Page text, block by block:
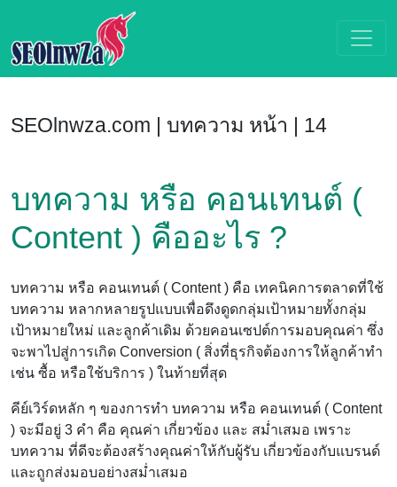
SEOlnwza.com | บทความ หน้า | 14
บทความ หรือ คอนเทนต์ (
Content ) คืออะไร ?
บทความ หรือ คอนเทนต์ ( Content ) คือ เทคนิคการตลาดที่ใช้
บทความ หลากหลายรูปแบบเพื่อดึงดูดกลุ่มเป้าหมายทั้งกลุ่ม
เป้าหมายใหม่ และลูกค้าเดิม ด้วยคอนเซปต์การมอบคุณค่า ซึ่ง
จะพาไปสู่การเกิด Conversion ( สิ่งที่ธุรกิจต้องการให้ลูกค้าทำ
เช่น ซื้อ หรือใช้บริการ ) ในท้ายที่สุด
คีย์เวิร์ดหลัก ๆ ของการทำ บทความ หรือ คอนเทนต์ ( Content
) จะมีอยู่ 3 คำ คือ คุณค่า เกี่ยวข้อง และ สม่ำเสมอ เพราะ
บทความ ที่ดีจะต้องสร้างคุณค่าให้กับผู้รับ เกี่ยวข้องกับแบรนด์
และถูกส่งมอบอย่างสม่ำเสมอ